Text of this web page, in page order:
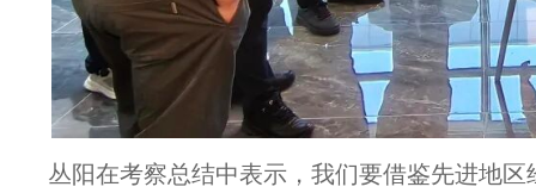
丛阳在考察总结中表示，我们要借鉴先进地